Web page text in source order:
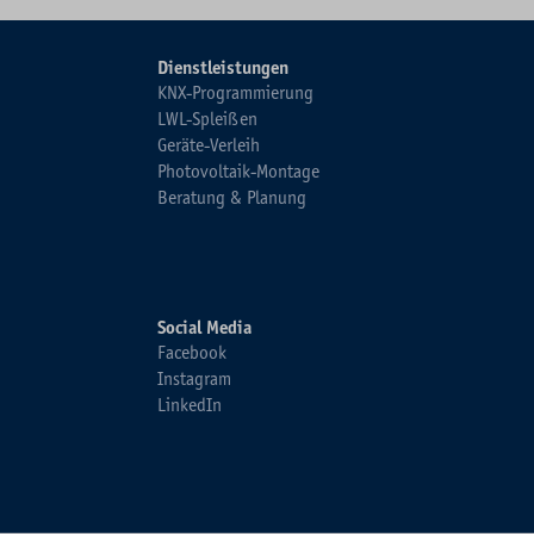
Dienstleistungen
KNX-Programmierung
LWL-Spleißen
Geräte-Verleih
Photovoltaik-Montage
Beratung & Planung
Social Media
Facebook
Instagram
LinkedIn